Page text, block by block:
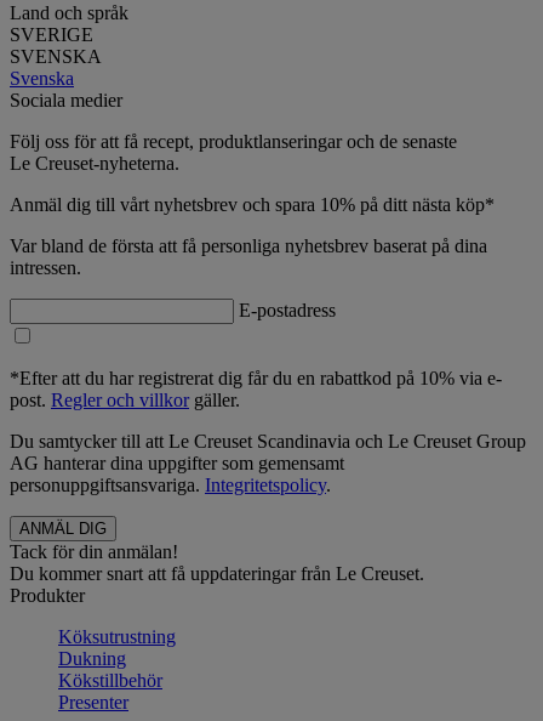
Land och språk
SVERIGE
SVENSKA
Svenska
Sociala medier
Följ oss för att få recept, produktlanseringar och de senaste
Le Creuset-nyheterna.
Anmäl dig till vårt nyhetsbrev och spara 10% på ditt nästa köp*
Var bland de första att få personliga nyhetsbrev baserat på dina
intressen.
E-postadress
*Efter att du har registrerat dig får du en rabattkod på 10% via e-
post. Regler och villkorgäller.
Du samtycker till att Le Creuset Scandinavia och Le Creuset Group
AG hanterar dina uppgifter som gemensamt
personuppgiftsansvariga. Integritetspolicy.
Tack för din anmälan!
Du kommer snart att få uppdateringar från Le Creuset.
Produkter
Köksutrustning
Dukning
Kökstillbehör
Presenter